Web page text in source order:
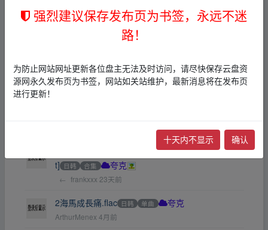
← 18305525793 5天前
【华语励志】华语乐坛258首励志宝藏歌曲无损音
DJ
摇滚 合集 打包 其他 夸克
← weibeihe 12天前
BanGDream!MyGO!「致並跡」[FLAC96kHz/24bi
t] 日韩 合集 夸克
← frankxxx 23天前
2海馬成長痛.flac 日韩 单曲 夸克
ArthurMenex 4月前
强烈建议保存发布页为书签，永远不迷
路！
为防止网站网址更新各位盘主无法及时访问，请尽快保存云盘资
源网永久发布页为书签，网站如关站维护，最新消息将在发布页
进行更新！
十天内不显示 确认